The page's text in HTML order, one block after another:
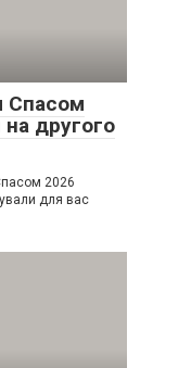
Спасом
на другого
2026
для вас